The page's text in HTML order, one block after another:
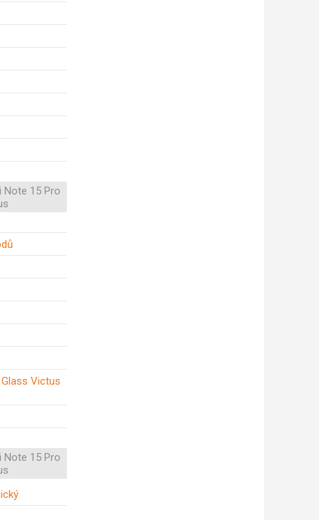
Note 15 Pro
Victus
Note 15 Pro